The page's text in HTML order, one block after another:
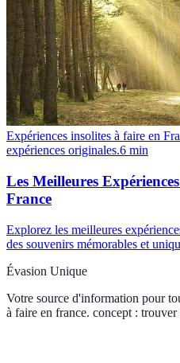
Expériences insolites à faire en
expériences originales.6 min
Les Meilleures
France
Explorez les meilleures
des souvenirs mémorables et
Évasion Unique
Votre source d'information pour
à faire en france. concept :